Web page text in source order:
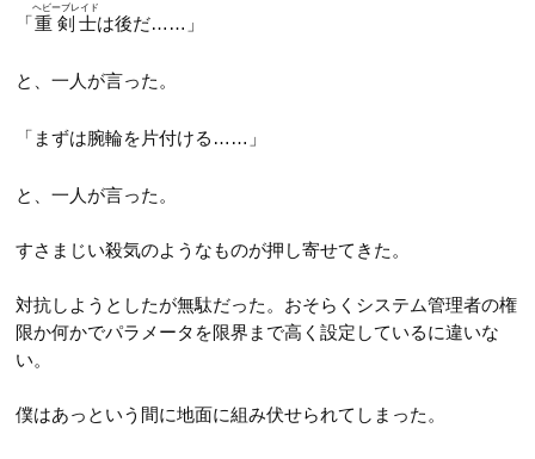
「重剣士
ヘビーブレイド
は後だ……」
と、一人が言った。
「まずは腕輪を片付ける……」
と、一人が言った。
すさまじい殺気のようなものが押し寄せてきた。
対抗しようとしたが無駄だった。おそらくシステム管理者の権
限か何かでパラメータを限界まで高く設定しているに違いな
い。
僕はあっという間に地面に組み伏せられてしまった。